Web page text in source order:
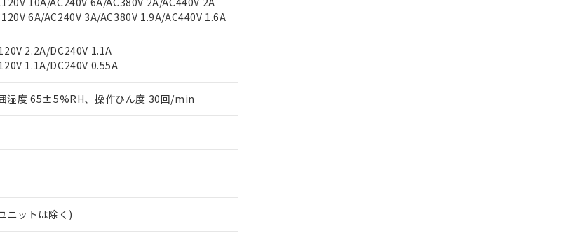
6A/AC240V 3A/AC380V 1.9A/AC440V 1.6A
2.2A/DC240V 1.1A
1.1A/DC240V 0.55A
湿度 65±5%RH、操作ひん度 30回/min
ニットは除く)
の中には、本サービスの対象外となる商品もあることをご了承ください。
会結果は、記載している更新日時点での社内データに基づき作成されるも
での実際の在庫および標準価格とは異なる場合があることをご了承くださ
い。
当社販売拠点は「 販売ネットワーク
」をご確認ください。
ト作成サービス）をご利用いただくには、I-Webメンバーズにご登録され
で当社にご登録された部品リストについて、当社および当社の共同利用者
に関するお客様との取引・商談に必要な範囲で利用することをご了承くだ
"個人情報の共同利用に関して"
化ビフェニル類(PBB) 1000ppm以下、ポリ臭化ジフェニルエーテル類(PBDE) 1000ppm以下、
別名：DOP) 1000ppm以下、フタル酸ブチルベンジル（BBP） 1000ppm以下、フタル酸ジブチ
イソブチル (DIBP) 1000ppm以下
値を超える意図的な使用がないことを確認しています。
ド
ドすることができます。
リ臭化ビフェニル類) : 1000ppm、 PBDEs(ポリ臭化ジフェニルエーテル類) : 1000ppm、
フタル酸ジイソブチル) : 1000ppm、 BBP(フタル酸ブチルベンジル) : 1000ppm、
)) : 1000ppm
べてが基準値以下であることを示します。
門へお問い合わせください。
提供する場合は、日本国政府の輸出許可(または役務取引許可)を取得する
ます。
場合は、完全に破砕するなど、違法に輸出されないよう必要な手段を講じ
、ミサイル、化学兵器、生物兵器またはその他武器並びにこれらの製造装
ん。
に販売する場合は、上記1、2および3の内容を当該第三者に通知します。
販売に係わる関係者が違法に輸出するおそれがある場合は、取り引きをい
合意する キャンセル
在庫あり
況については、お客様のお取引先、またはお客様担当のオムロン制御
員にご確認ください)
庫状況の情報を公開していない機種